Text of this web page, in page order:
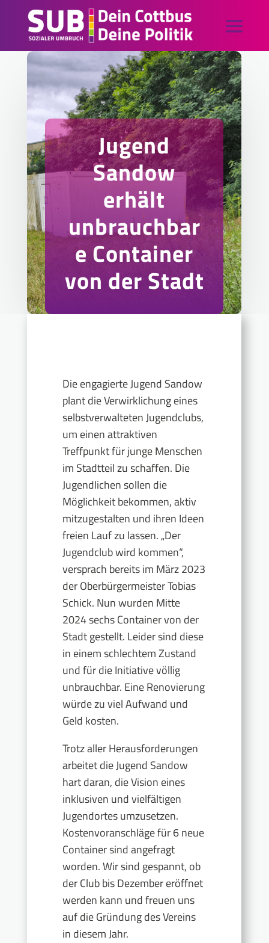
Jugend
Sandow
erhält
unbrauchbar
e Container
von der Stadt
Die engagierte Jugend Sandow
plant die Verwirklichung eines
selbstverwalteten Jugendclubs,
um einen attraktiven
Treffpunkt für junge Menschen
im Stadtteil zu schaffen. Die
Jugendlichen sollen die
Möglichkeit bekommen, aktiv
mitzugestalten und ihren Ideen
freien Lauf zu lassen. „Der
Jugendclub wird kommen“,
versprach bereits im März 2023
der Oberbürgermeister Tobias
Schick. Nun wurden Mitte
2024 sechs Container von der
Stadt gestellt. Leider sind diese
in einem schlechtem Zustand
und für die Initiative völlig
unbrauchbar. Eine Renovierung
würde zu viel Aufwand und
Geld kosten.
Trotz aller Herausforderungen
arbeitet die Jugend Sandow
hart daran, die Vision eines
inklusiven und vielfältigen
Jugendortes umzusetzen.
Kostenvoranschläge für 6 neue
Container sind angefragt
worden. Wir sind gespannt, ob
der Club bis Dezember eröffnet
werden kann und freuen uns
auf die Gründung des Vereins
in diesem Jahr.